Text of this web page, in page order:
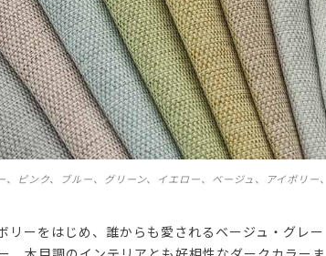
ピンク、ブルー、グリーン、イエロー、ベージュ、アイボリー、
ーをはじめ、誰からも愛されるベージュ・グレー